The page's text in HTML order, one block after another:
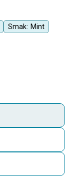
Smak: Mint